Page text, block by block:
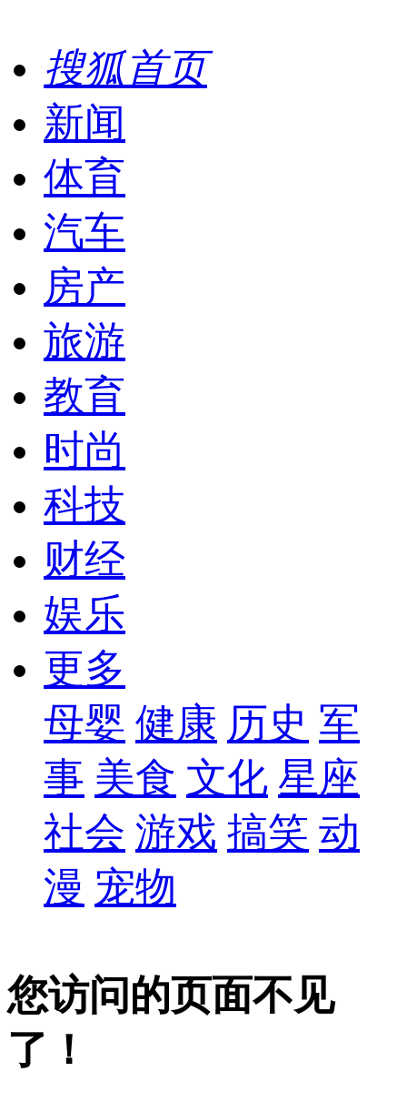
搜狐首页
新闻
体育
汽车
房产
旅游
教育
时尚
科技
财经
娱乐
更多
母婴 健康 历史 军
事 美食 文化 星座
社会 游戏 搞笑 动
漫 宠物
您访问的页面不见
了！